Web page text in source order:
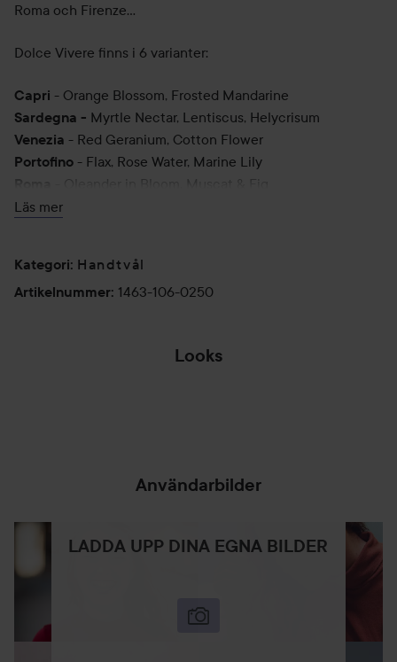
Roma och Firenze…
Dolce Vivere finns i 6 varianter:
Capri - Orange Blossom, Frosted Mandarine
Sardegna - Myrtle Nectar, Lentiscus, Helycrisum
Venezia - Red Geranium, Cotton Flower
Portofino - Flax, Rose Water, Marine Lily
Roma - Oleander in Bloom, Muscat & Fig
Firenze- Blue Iris, Morning Dew & Laurel
Läs mer
Kategori: Handtvål
Artikelnummer: 1463-106-0250
Looks
Användarbilder
LADDA UPP DINA EGNA BILDER